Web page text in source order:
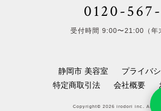
0120-
受付時間 9:00〜21:00（年
静岡市 美容室
プライバ
特定商取引法
会社概要
Copyright© 2026 irodori inc. All